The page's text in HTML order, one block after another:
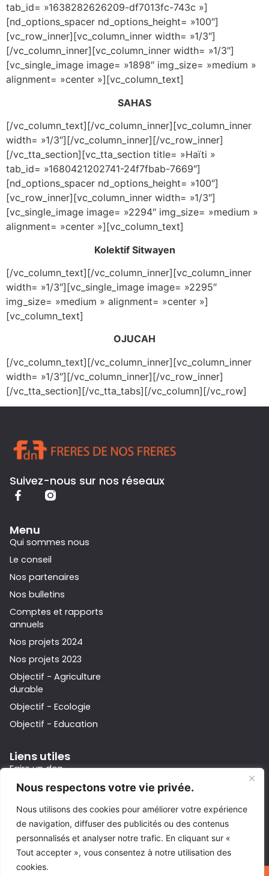
Nous respectons votre vie privée.
Nous utilisons des cookies pour améliorer votre expérience
de navigation, diffuser des publicités ou des contenus
personnalisés et analyser notre trafic. En cliquant sur «
Tout accepter », vous consentez à notre utilisation des
cookies.
tab_id= »1638282626209-df7013fc-743c »]
[nd_options_spacer nd_options_height= »100″]
[vc_row_inner][vc_column_inner width= »1/3″]
[/vc_column_inner][vc_column_inner width= »1/3″]
[vc_single_image image= »1898″ img_size= »medium »
alignment= »center »][vc_column_text]
SAHAS
[/vc_column_text][/vc_column_inner][vc_column_inner
width= »1/3″][/vc_column_inner][/vc_row_inner]
[/vc_tta_section][vc_tta_section title= »Haïti »
tab_id= »1680421202741-24f7fbab-7669″]
[nd_options_spacer nd_options_height= »100″]
[vc_row_inner][vc_column_inner width= »1/3″]
[vc_single_image image= »2294″ img_size= »medium »
alignment= »center »][vc_column_text]
Kolektif Sitwayen
[/vc_column_text][/vc_column_inner][vc_column_inner
width= »1/3″][vc_single_image image= »2295″
img_size= »medium » alignment= »center »]
[vc_column_text]
OJUCAH
[/vc_column_text][/vc_column_inner][vc_column_inner
width= »1/3″][/vc_column_inner][/vc_row_inner]
[/vc_tta_section][/vc_tta_tabs][/vc_column][/vc_row]
Suivez-nous sur nos réseaux
Menu
Qui sommes nous
Le conseil
Nos partenaires
Nos bulletins
Comptes et rapports
annuels
Nos projets 2024
Nos projets 2023
Objectif - Agriculture
durable
Objectif - Ecologie
Objectif - Education
Liens utiles
Faire un don
Devenir bénévole
Contact
Protection des données